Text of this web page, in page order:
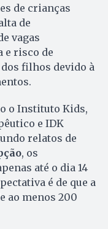
de crianças
de
vagas
e risco de
filhos devido à
o Instituto Kids,
e IDK
relatos de
, os
até o dia 14
é de que a
ao menos 200